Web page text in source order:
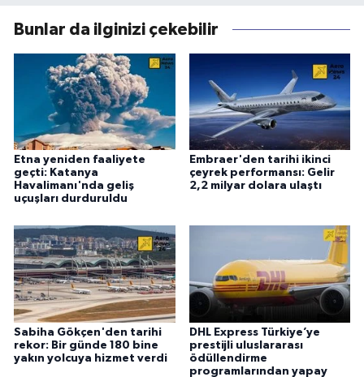
Bunlar da ilginizi çekebilir
Etna yeniden faaliyete
geçti: Katanya
Havalimanı'nda geliş
uçuşları durduruldu
Embraer'den tarihi ikinci
çeyrek performansı: Gelir
2,2 milyar dolara ulaştı
Sabiha Gökçen'den tarihi
rekor: Bir günde 180 bine
yakın yolcuya hizmet verdi
DHL Express Türkiye’ye
prestijli uluslararası
ödüllendirme
programlarından yapay